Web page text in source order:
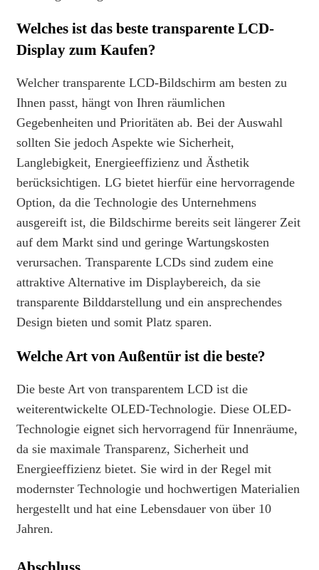
Welches ist das beste transparente LCD-
Display zum Kaufen?
Welcher transparente LCD-Bildschirm am besten zu
Ihnen passt, hängt von Ihren räumlichen
Gegebenheiten und Prioritäten ab. Bei der Auswahl
sollten Sie jedoch Aspekte wie Sicherheit,
Langlebigkeit, Energieeffizienz und Ästhetik
berücksichtigen. LG bietet hierfür eine hervorragende
Option, da die Technologie des Unternehmens
ausgereift ist, die Bildschirme bereits seit längerer Zeit
auf dem Markt sind und geringe Wartungskosten
verursachen. Transparente LCDs sind zudem eine
attraktive Alternative im Displaybereich, da sie
transparente Bilddarstellung und ein ansprechendes
Design bieten und somit Platz sparen.
Welche Art von Außentür ist die beste?
Die beste Art von transparentem LCD ist die
weiterentwickelte OLED-Technologie. Diese OLED-
Technologie eignet sich hervorragend für Innenräume,
da sie maximale Transparenz, Sicherheit und
Energieeffizienz bietet. Sie wird in der Regel mit
modernster Technologie und hochwertigen Materialien
hergestellt und hat eine Lebensdauer von über 10
Jahren.